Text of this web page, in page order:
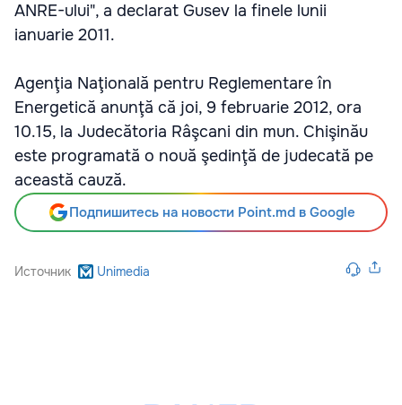
ANRE-ului", a declarat Gusev la finele lunii
ianuarie 2011.
Agenţia Naţională pentru Reglementare în
Energetică anunţă că joi, 9 februarie 2012, ora
10.15, la Judecătoria Râşcani din mun. Chişinău
este programată o nouă şedinţă de judecată pe
această cauză.
Подпишитесь на новости Point.md в Google
Источник Unimedia